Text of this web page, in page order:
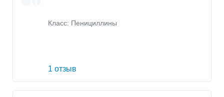
Класс: Пенициллины
1 отзыв